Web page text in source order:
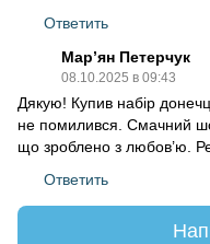
Ответить
Мар’ян Петерчук
08.10.2025 в 09:43
Дякую! Купив набір
не помилився. Смачний
що зроблено з любов’ю.
Ответить